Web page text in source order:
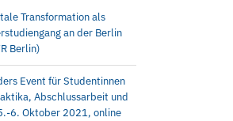
Transformation als
an der Berlin
Berlin)
Event für Studentinnen
Abschlussarbeit und
6. Oktober 2021, online